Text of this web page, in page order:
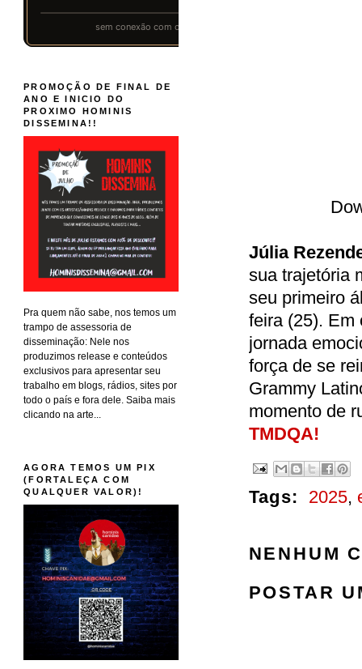
Júlia
sua trajetória
seu primeiro
feira (25). Em
jornada
força de se
Grammy
momento de
TMDQA!
Tags: 2025,
NENHUM
POSTAR
PROMOÇÃO DE FINAL DE
ANO E INICIO DO
PROXIMO HOMINIS
DISSEMINA!!
Pra quem não sabe, nos temos um
trampo de assessoria de
disseminação: Nele nos
produzimos release e conteúdos
exclusivos para apresentar seu
trabalho em blogs, rádios, sites por
todo o país e fora dele. Saiba mais
clicando na arte...
AGORA TEMOS UM PIX
(FORTALEÇA COM
QUALQUER VALOR)!